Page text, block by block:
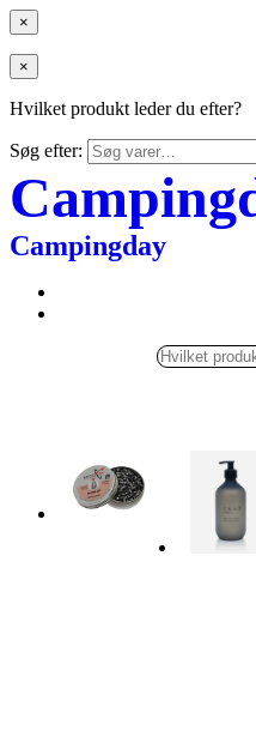
×
×
Hvilket produkt leder du efter?
Søg efter:
Campingday